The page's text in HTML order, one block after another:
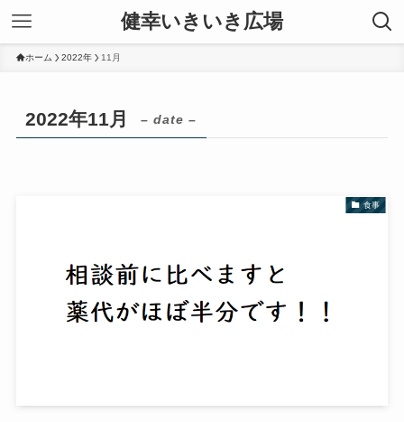
健幸いきいき広場
ホーム 2022年 11月
2022年11月 – date –
食事